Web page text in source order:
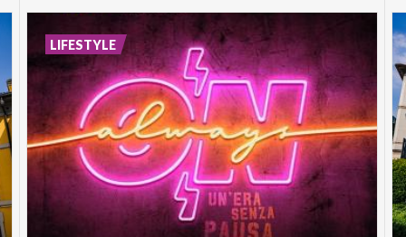
LIFESTYLE